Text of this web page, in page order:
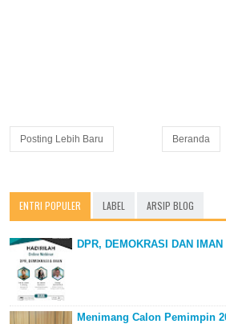
Posting Lebih Baru Beranda
ENTRI POPULER LABEL ARSIP BLOG
DPR, DEMOKRASI DAN IMAN
Menimang Calon Pemimpin